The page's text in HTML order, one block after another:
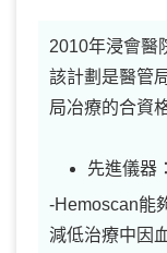
2010年浸會醫
該計劃是醫管
局冶療的合資
先進儀器：
-Hemoscan能
減低治療中因